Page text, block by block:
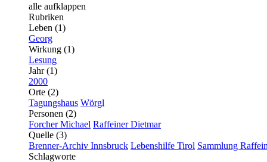
alle aufklappen
Rubriken
Leben (1)
Georg
Wirkung (1)
Lesung
Jahr (1)
2000
Orte (2)
Tagungshaus Wörgl
Personen (2)
Forcher Michael Raffeiner Dietmar
Quelle (3)
Brenner-Archiv Innsbruck Lebenshilfe Tirol Sammlung
Schlagworte